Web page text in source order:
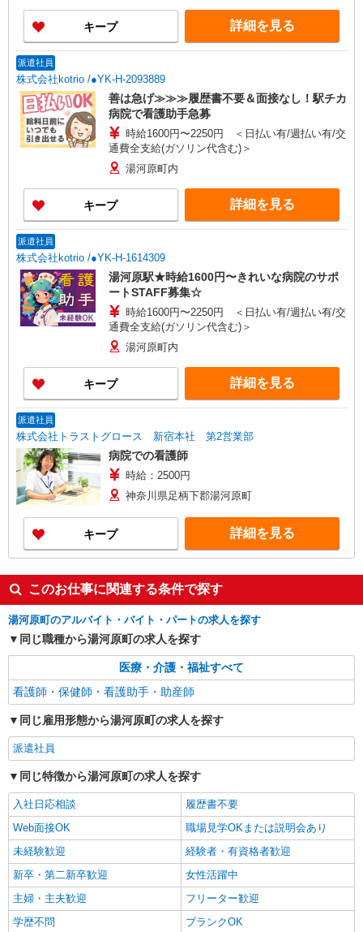
キープ 詳細を見る
派遣社員
株式会社kotrio /●YK-H-2093889
善は急げ≫≫≫履歴書不要＆面接なし！駅チカ
病院で看護助手急募
時給1600円〜2250円 ＜日払い有/週払い有/交
通費全支給(ガソリン代含む)＞
湯河原町内
キープ 詳細を見る
派遣社員
株式会社kotrio /●YK-H-1614309
湯河原駅★時給1600円〜きれいな病院のサポ
ートSTAFF募集☆
時給1600円〜2250円 ＜日払い有/週払い有/交
通費全支給(ガソリン代含む)＞
湯河原町内
キープ 詳細を見る
派遣社員
株式会社トラストグロース 新宿本社 第2営業部
病院での看護師
時給：2500円
神奈川県足柄下郡湯河原町
キープ 詳細を見る
このお仕事に関連する条件で探す
湯河原町のアルバイト・バイト・パートの求人を探す
同じ職種から湯河原町の求人を探す
医療・介護・福祉すべて
看護師・保健師・看護助手・助産師
同じ雇用形態から湯河原町の求人を探す
派遣社員
同じ特徴から湯河原町の求人を探す
入社日応相談
履歴書不要
Web面接OK
職場見学OKまたは説明会あり
未経験歓迎
経験者・有資格者歓迎
新卒・第二新卒歓迎
女性活躍中
主婦・主夫歓迎
フリーター歓迎
学歴不問
ブランクOK